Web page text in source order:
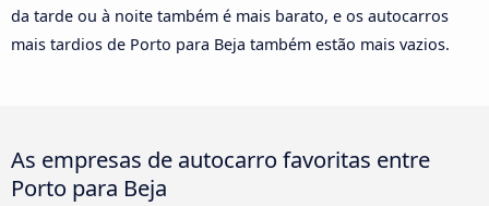
da tarde ou à noite também é mais barato, e os autocarros
mais tardios de Porto para Beja também estão mais vazios.
As empresas de autocarro favoritas entre
Porto para Beja